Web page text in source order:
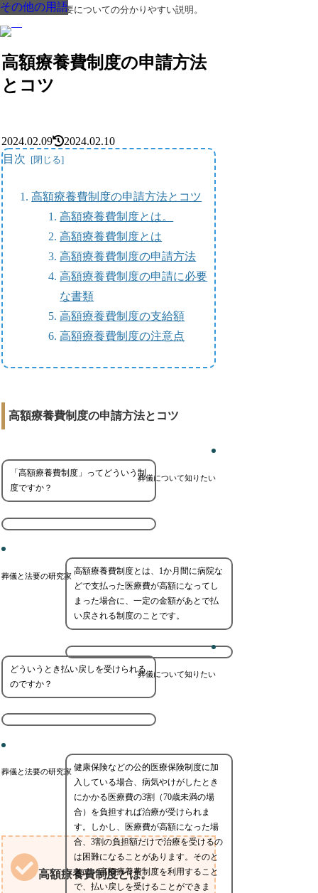
葬儀・葬式・法要についての分かりやすい説明。
高額療養費制度の申請方法
とコツ
その他の用語
2024.02.09
2024.02.10
目次
高額療養費制度の申請方法とコツ
高額療養費制度とは。
高額療養費制度とは
高額療養費制度の申請方法
高額療養費制度の申請に必要
な書類
高額療養費制度の支給額
高額療養費制度の注意点
高額療養費制度の申請方法とコツ
葬儀について知りたい
「高額療養費制度」ってどういう制
度ですか？
葬儀と法要の研究家 高額療養費制度とは、1か月間に病院な
どで支払った医療費が高額になってし
まった場合に、一定の金額があとで払
い戻される制度のことです。
葬儀について知りたい
どういうとき払い戻しを受けられる
のですか？
葬儀と法要の研究家 健康保険などの公的医療保険制度に加
入している場合、病気やけがしたとき
にかかる医療費の3割（70歳未満の場
合）を負担すれば治療が受けられま
す。しかし、医療費が高額になった場
合、3割の負担額だけで治療を受けるの
は困難になることがあります。そのと
きに、高額療養費制度を利用すること
で、払い戻しを受けることができま
高額療養費制度とは。
その他の用語
その他の用語
その他の用語
その他の用語
その他の用語
その他の用語